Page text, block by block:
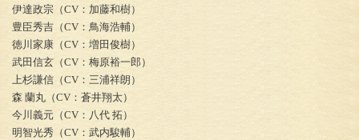
伊達政宗（CV：加藤和樹）
豊臣秀吉（CV：鳥海浩輔）
徳川家康（CV：増田俊樹）
武田信玄（CV：梅原裕一郎）
上杉謙信（CV：三浦祥朗）
森 蘭丸（CV：蒼井翔太）
今川義元（CV：八代 拓）
明智光秀（CV：武内駿輔）